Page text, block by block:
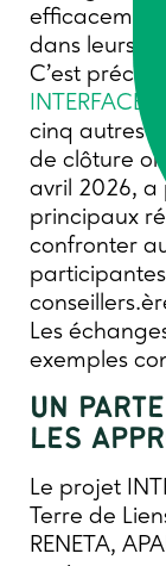
dans leurs
C’est
INTERFACE
cinq autres
de clôture
avril 2026, a
principaux
confronter
participantes
Les
exemples
UN
LES
Le projet
Terre de
RENETA,